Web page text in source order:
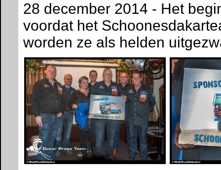
28 december 2014 - Het
voordat het
worden ze als helden